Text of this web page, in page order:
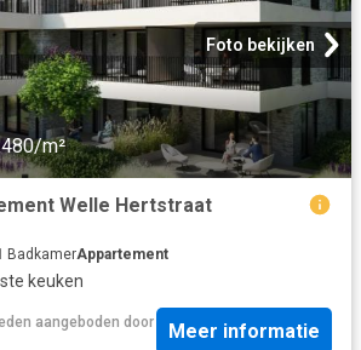
Foto bekijken
m²
Welle Hertstraat
BadkamerAppartement
keuken
aangeboden door
Meer informatie